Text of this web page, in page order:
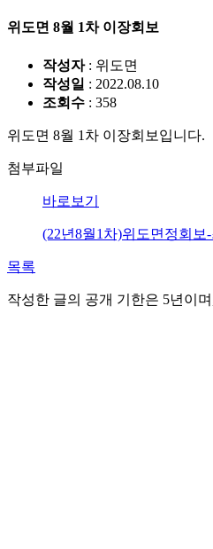
위도면 8월 1차 이장회보
작성자: 위도면
작성일 : 2022.08.10
조회수 : 358
위도면 8월 1차 이장회보입니다.
첨부파일
바로보기
(22년8월1차)위도면정회보
목록
작성한 글의 공개 기한은 5년이